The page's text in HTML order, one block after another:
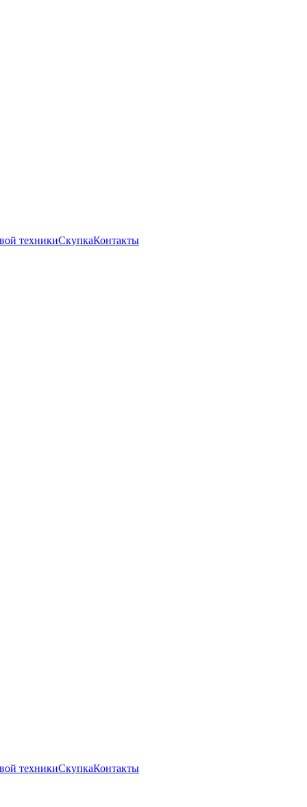
техникиСкупкаКонтакты
техникиСкупкаКонтакты